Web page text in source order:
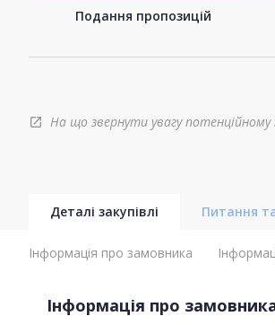
Подання пропозицій
open_in_new На що звернути увагу потенційному
Деталі закупівлі Питання
Інформація про замовника
Інформація про